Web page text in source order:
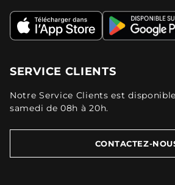
SERVICE CLIENTS
Notre Service Clients est
samedi de 08h à 20h.
CONTACTEZ-